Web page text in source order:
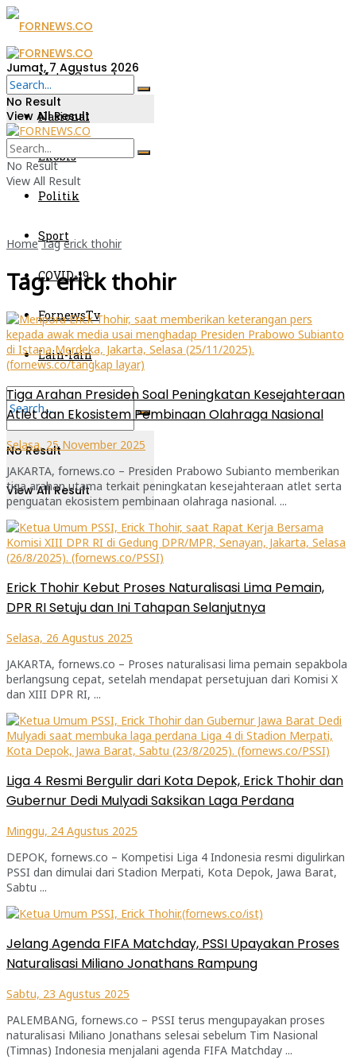
Metro Sumsel
Nasional
Ekobis
Politik
Sport
COVID-19
FornewsTv
Lain-lain
No Result
View All Result
Jumat, 7 Agustus 2026
No Result
View All Result
No Result
View All Result
Home Tag erick thohir
Tag:erick thohir
Tiga Arahan Presiden Soal Peningkatan Kesejahteraan
Atlet dan Ekosistem Pembinaan Olahraga Nasional
Selasa, 25 November 2025
JAKARTA, fornews.co – Presiden Prabowo Subianto memberikan
tiga arahan utama terkait peningkatan kesejahteraan atlet serta
penguatan ekosistem pembinaan olahraga nasional. ...
Erick Thohir Kebut Proses Naturalisasi Lima Pemain,
DPR RI Setuju dan Ini Tahapan Selanjutnya
Selasa, 26 Agustus 2025
JAKARTA, fornews.co – Proses naturalisasi lima pemain sepakbola
berlangsung cepat, setelah mendapat persetujuan dari Komisi X
dan XIII DPR RI, ...
Liga 4 Resmi Bergulir dari Kota Depok, Erick Thohir dan
Gubernur Dedi Mulyadi Saksikan Laga Perdana
Minggu, 24 Agustus 2025
DEPOK, fornews.co – Kompetisi Liga 4 Indonesia resmi digulirkan
PSSI dan dimulai dari Stadion Merpati, Kota Depok, Jawa Barat,
Sabtu ...
Jelang Agenda FIFA Matchday, PSSI Upayakan Proses
Naturalisasi Miliano Jonathans Rampung
Sabtu, 23 Agustus 2025
PALEMBANG, fornews.co – PSSI terus mengupayakan proses
naturalisasi Miliano Jonathans selesai sebelum Tim Nasional
(Timnas) Indonesia menjalani agenda FIFA Matchday ...